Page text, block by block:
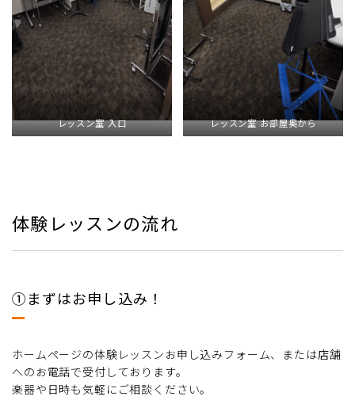
レッスン室 入口 レッスン室 お部屋奥から
体験レッスンの流れ
①まずはお申し込み！
ホームページの体験レッスンお申し込みフォーム、または店舗
へのお電話で受付しております。
楽器や日時も気軽にご相談ください。